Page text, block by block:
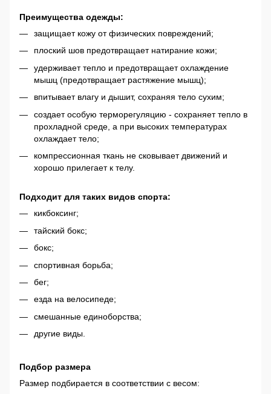
Преимущества одежды:
защищает кожу от физических повреждений;
плоский шов предотвращает натирание кожи;
удерживает тепло и предотвращает охлаждение
мышц (предотвращает растяжение мышц);
впитывает влагу и дышит, сохраняя тело сухим;
создает особую терморегуляцию - сохраняет тепло в
прохладной среде, а при высоких температурах
охлаждает тело;
компрессионная ткань не сковывает движений и
хорошо прилегает к телу.
Подходит для таких видов спорта:
кикбоксинг;
тайский бокс;
бокс;
спортивная борьба;
бег;
езда на велосипеде;
смешанные единоборства;
другие виды.
Подбор размера
Размер подбирается в соответствии с весом: